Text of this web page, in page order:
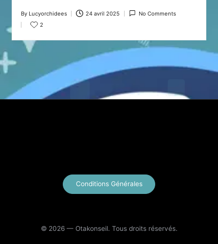
Posted
by
By Lucyorchidees 24 avril 2025
No Comments
2
Conditions Générales
© 2026 — Otakonseil. Tous droits réservés.